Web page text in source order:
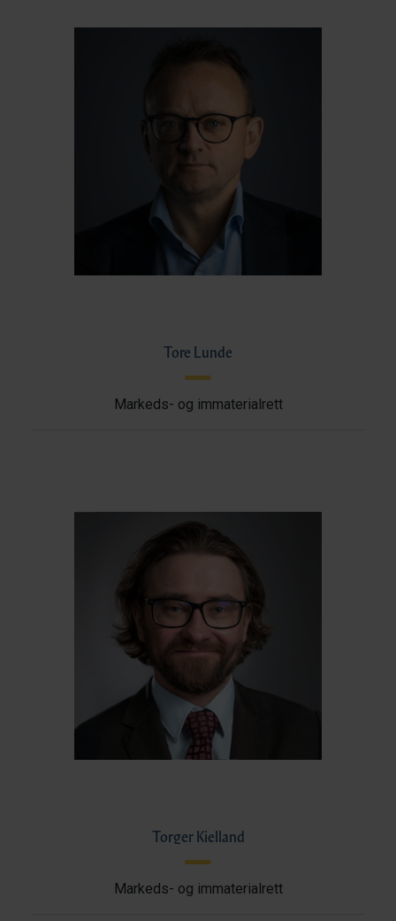
Tore Lunde
Markeds- og immaterialrett
Torger Kielland
Markeds- og immaterialrett